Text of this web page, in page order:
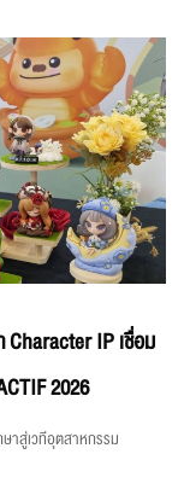
IP เชื่อม
2026
าสู่เวทีอุตสาหกรรม